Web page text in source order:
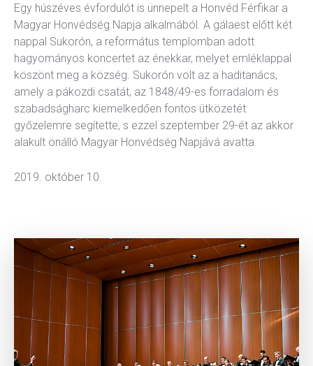
Egy húszéves évfordulót is ünnepelt a Honvéd Férfikar a
Magyar Honvédség Napja alkalmából. A gálaest előtt két
nappal Sukorón, a református templomban adott
hagyományos koncertet az énekkar, melyet emléklappal
köszönt meg a község. Sukorón volt az a haditanács,
amely a pákozdi csatát, az 1848/49-es forradalom és
szabadságharc kiemelkedően fontos ütközetét
győzelemre segítette, s ezzel szeptember 29-ét az akkor
alakult önálló Magyar Honvédség Napjává avatta.
2019. október 10.